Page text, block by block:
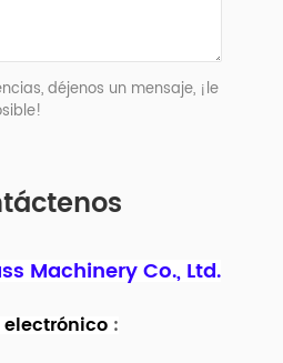
déjenos un mensaje, ¡le
Machinery Co., Ltd.
: